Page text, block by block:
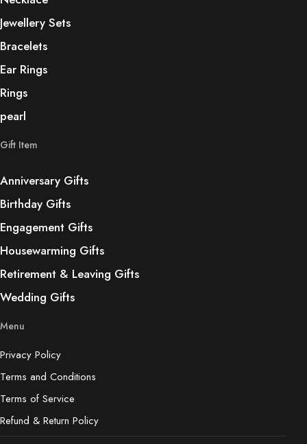
Jewellery Sets
Bracelets
Ear Rings
Rings
pearl
Gift Item
Anniversary Gifts
Birthday Gifts
Engagement Gifts
Housewarming Gifts
Retirement & Leaving Gifts
Wedding Gifts
Menu
Privacy Policy
Terms and Conditions
Terms of Service
Refund & Return Policy